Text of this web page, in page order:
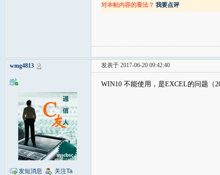
对本帖内容的看法？ 我要点评
wmg4813
发短消息 关注Ta
发表于 2017-06-20 09:42:40
WIN10 不能使用，是EXCEL的问题（